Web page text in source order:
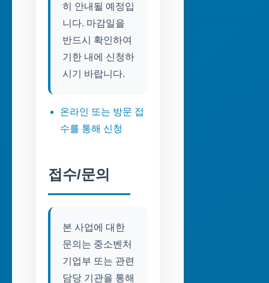
히 안내될 예정입
니다. 마감일을
반드시 확인하여
기한 내에 신청하
시기 바랍니다.
온라인 또는 방문 접
수를 통해 신청
접수/문의
본 사업에 대한
문의는 중소벤처
기업부 또는 관련
담당 기관을 통해